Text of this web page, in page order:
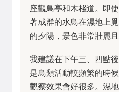
座觀鳥亭和木棧道。即
著成群的水鳥在濕地上
的夕陽，景色非常壯麗
我建議在下午三、四點
是鳥類活動較頻繁的時
觀察效果會好很多。濕